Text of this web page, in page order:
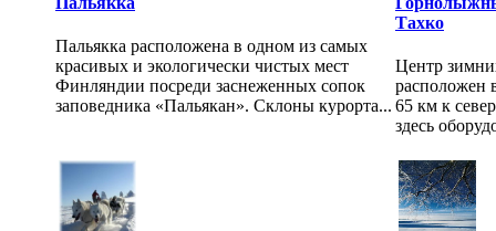
Пальякка расположена в одном из самых
красивых и экологически чистых мест
Финляндии посреди заснеженных сопок
заповедника «Пальякан». Склоны курорта...
Тахко
Центр
расположен
65 км к
здесь